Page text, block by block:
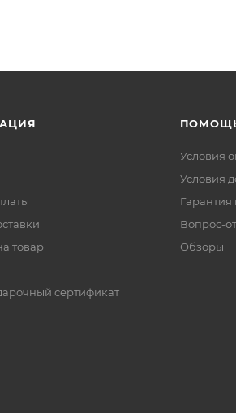
товар
сертификат
Условия
Условия
Гарантия
Вопрос-
Обзоры